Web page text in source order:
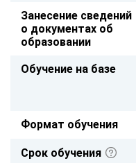
Занесение сведений
о документах об
образовании
Обучение на базе
Формат обучения
Срок обучения